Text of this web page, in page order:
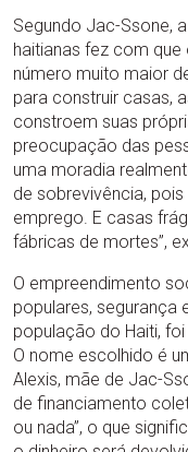
Segundo Jac-Ssone,
haitianas fez com
número muito maior
para construir casas,
constroem suas
preocupação das
uma moradia
de sobrevivência,
emprego. E casas
fábricas de mortes”,
O empreendimento
populares, segurança
população do Haiti, foi
O nome escolhido é
Alexis, mãe de Jac-
de financiamento
ou nada”, o que